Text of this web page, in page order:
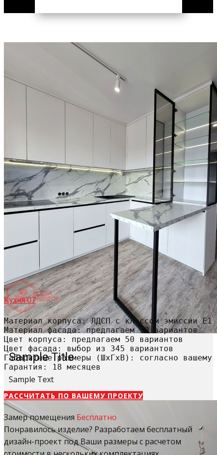
Sample Title
Sample Text
Кухня 07
Материал корпуса: ЛДСП с классом эмиссии Е1
Материал фасада: предлагаем 50 вариантов
Цвет корпуса: предлагаем 50 вариантов
Цвет фасада: выбор из 345 вариантов
Габаритные размеры (ШхГхВ): согласно вашему
Гарантия: 18 месяцев
РАССЧИТАТЬ​ ПО ВАШЕМУ ПРОЕКТУ
Замер помещения Бесплатно
Понравилось изделие? Разработаем бесплатный
дизайн-проект под Ваши размеры с расчетом